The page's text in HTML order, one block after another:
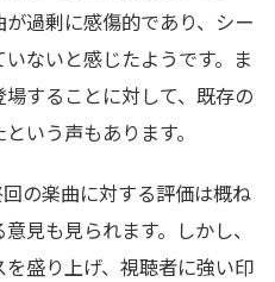
過剰に感傷的であり、シー
ないと感じたようです。ま
することに対して、既存の
いう声もあります。
の楽曲に対する評価は概ね
見も見られます。しかし、
盛り上げ、視聴者に強い印